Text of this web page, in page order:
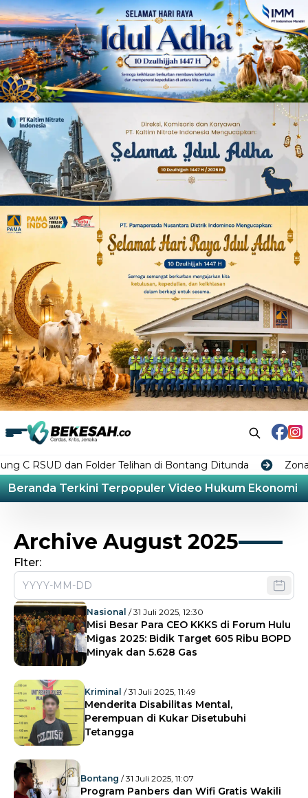
dan Folder Telihan di Bontang Ditunda Zonasi
Beranda Terkini Terpopuler Video Hukum Ekonomi
Archive August 2025
Flter:
Nasional / 31 Juli 2025, 12:30
Misi Besar Para CEO KKKS di Forum Hulu
Migas 2025: Bidik Target 605 Ribu BOPD
Minyak dan 5.628 Gas
Kriminal / 31 Juli 2025, 11:49
Menderita Disabilitas Mental,
Perempuan di Kukar Disetubuhi
Tetangga
Bontang / 31 Juli 2025, 11:07
Program Panbers dan Wifi Gratis Wakili